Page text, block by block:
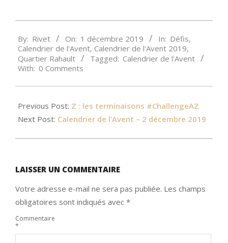
12-
01
By: Rivet On: 1 décembre 2019 In: Défis,
Calendrier de l'Avent, Calendrier de l'Avent 2019,
Quartier Rahault
Tagged: Calendrier de l'Avent
With: 0 Comments
Previous Post: Z : les terminaisons #ChallengeAZ
Next Post: Calendrier de l’Avent – 2 décembre 2019
LAISSER UN COMMENTAIRE
Votre adresse e-mail ne sera pas publiée. Les champs
obligatoires sont indiqués avec *
Commentaire
*